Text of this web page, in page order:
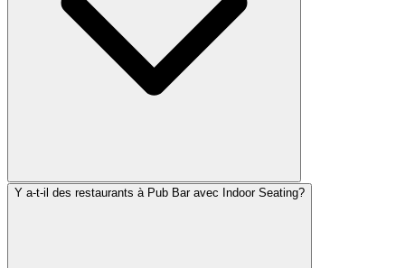
Y a-t-il des restaurants à Pub Bar avec Indoor Seating?